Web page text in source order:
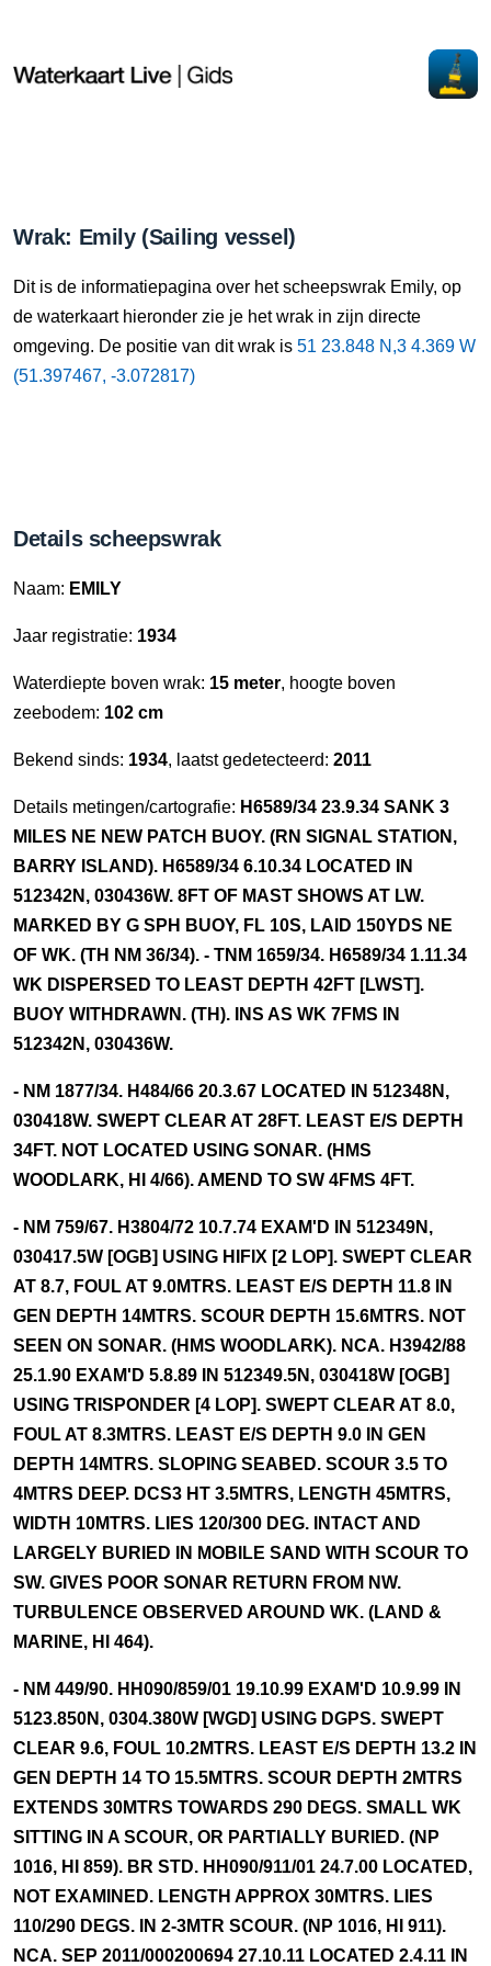
Wrak: Emily (Sailing vessel)
Dit is de informatiepagina over het scheepswrak Emily, op
de waterkaart hieronder zie je het wrak in zijn directe
omgeving. De positie van dit wrak is 51 23.848 N,3 4.369 W
(51.397467, -3.072817)
Details scheepswrak
Naam: EMILY
Jaar registratie: 1934
Waterdiepte boven wrak: 15 meter, hoogte boven
zeebodem: 102 cm
Bekend sinds: 1934, laatst gedetecteerd: 2011
Details metingen/cartografie: H6589/34 23.9.34 SANK 3
MILES NE NEW PATCH BUOY. (RN SIGNAL STATION,
BARRY ISLAND). H6589/34 6.10.34 LOCATED IN
512342N, 030436W. 8FT OF MAST SHOWS AT LW.
MARKED BY G SPH BUOY, FL 10S, LAID 150YDS NE
OF WK. (TH NM 36/34). - TNM 1659/34. H6589/34 1.11.34
WK DISPERSED TO LEAST DEPTH 42FT [LWST].
BUOY WITHDRAWN. (TH). INS AS WK 7FMS IN
512342N, 030436W.
- NM 1877/34. H484/66 20.3.67 LOCATED IN 512348N,
030418W. SWEPT CLEAR AT 28FT. LEAST E/S DEPTH
34FT. NOT LOCATED USING SONAR. (HMS
WOODLARK, HI 4/66). AMEND TO SW 4FMS 4FT.
- NM 759/67. H3804/72 10.7.74 EXAM'D IN 512349N,
030417.5W [OGB] USING HIFIX [2 LOP]. SWEPT CLEAR
AT 8.7, FOUL AT 9.0MTRS. LEAST E/S DEPTH 11.8 IN
GEN DEPTH 14MTRS. SCOUR DEPTH 15.6MTRS. NOT
SEEN ON SONAR. (HMS WOODLARK). NCA. H3942/88
25.1.90 EXAM'D 5.8.89 IN 512349.5N, 030418W [OGB]
USING TRISPONDER [4 LOP]. SWEPT CLEAR AT 8.0,
FOUL AT 8.3MTRS. LEAST E/S DEPTH 9.0 IN GEN
DEPTH 14MTRS. SLOPING SEABED. SCOUR 3.5 TO
4MTRS DEEP. DCS3 HT 3.5MTRS, LENGTH 45MTRS,
WIDTH 10MTRS. LIES 120/300 DEG. INTACT AND
LARGELY BURIED IN MOBILE SAND WITH SCOUR TO
SW. GIVES POOR SONAR RETURN FROM NW.
TURBULENCE OBSERVED AROUND WK. (LAND &
MARINE, HI 464).
- NM 449/90. HH090/859/01 19.10.99 EXAM'D 10.9.99 IN
5123.850N, 0304.380W [WGD] USING DGPS. SWEPT
CLEAR 9.6, FOUL 10.2MTRS. LEAST E/S DEPTH 13.2 IN
GEN DEPTH 14 TO 15.5MTRS. SCOUR DEPTH 2MTRS
EXTENDS 30MTRS TOWARDS 290 DEGS. SMALL WK
SITTING IN A SCOUR, OR PARTIALLY BURIED. (NP
1016, HI 859). BR STD. HH090/911/01 24.7.00 LOCATED,
NOT EXAMINED. LENGTH APPROX 30MTRS. LIES
110/290 DEGS. IN 2-3MTR SCOUR. (NP 1016, HI 911).
NCA. SEP 2011/000200694 27.10.11 LOCATED 2.4.11 IN